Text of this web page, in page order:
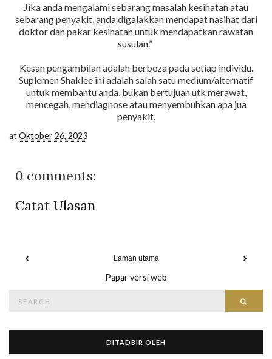
Jika anda mengalami sebarang masalah kesihatan atau
sebarang penyakit, anda digalakkan mendapat nasihat dari
doktor dan pakar kesihatan untuk mendapatkan rawatan
susulan.”
Kesan pengambilan adalah berbeza pada setiap individu.
Suplemen Shaklee ini adalah salah satu medium/alternatif
untuk membantu anda, bukan bertujuan utk merawat,
mencegah, mendiagnose atau menyembuhkan apa jua
penyakit.
atOktober 26, 2023
0 comments:
Catat Ulasan
‹ ›
Laman utama
Papar versi web
for:
DITADBIR OLEH